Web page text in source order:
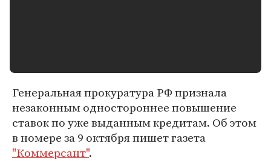
Генеральная прокуратура РФ признала
незаконным одностороннее повышение
ставок по уже выданным кредитам. Об этом
в номере за 9 октября пишет газета
"Коммерсант".